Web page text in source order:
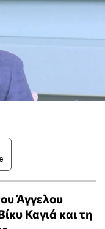
Άγγελου
Καγιά και τη